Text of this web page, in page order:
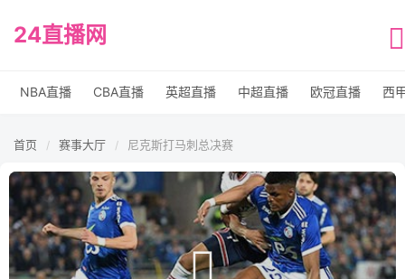
24直播网
NBA直播 CBA直播 英超直播 中超直播 欧冠直播 西
首页 / 赛事大厅 / 尼克斯打马刺总决赛